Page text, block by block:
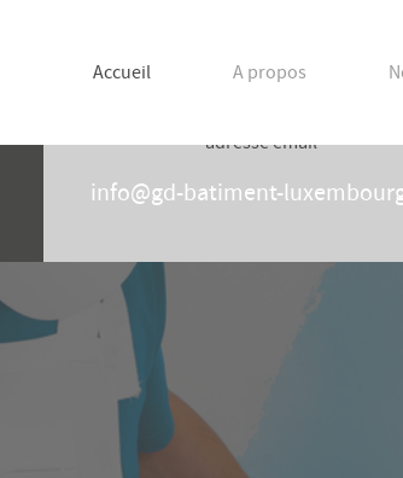
Accueil A propos
adresse email
info@gd-batiment-